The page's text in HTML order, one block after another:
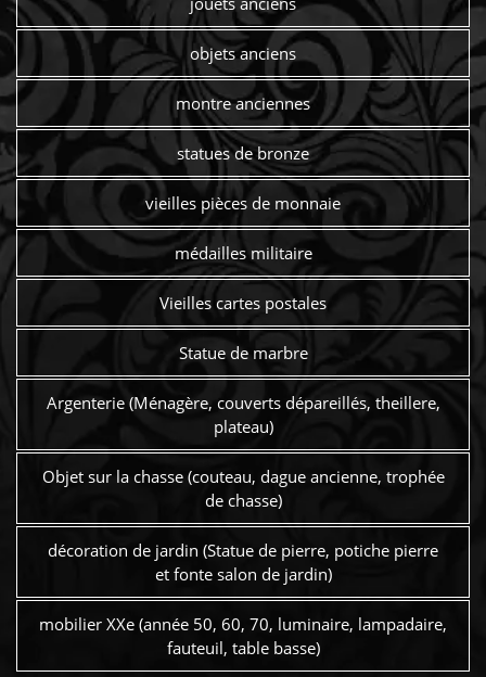
objets anciens
montre anciennes
statues de bronze
vieilles pièces de monnaie
médailles militaire
Vieilles cartes postales
Statue de marbre
Argenterie (Ménagère, couverts dépareillés, theillere,
plateau)
Objet sur la chasse (couteau, dague ancienne, trophée
de chasse)
décoration de jardin (Statue de pierre, potiche pierre
et fonte salon de jardin)
mobilier XXe (année 50, 60, 70, luminaire, lampadaire,
fauteuil, table basse)